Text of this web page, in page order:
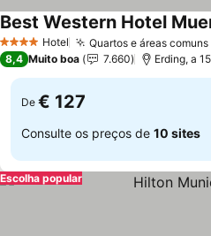
4 EstrelasHotel Quartos e áreas
Best Western Hotel
8,4 Muito boa 7.660 Erding, a
De € 127
Consulte os preços de 10 sites
Escolha popular